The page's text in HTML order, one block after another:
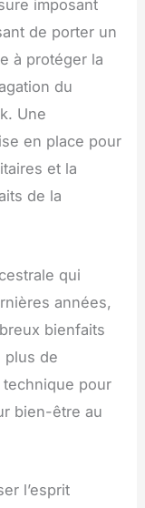
imposant
de porter un
à protéger la
du
Une
en place pour
et la
de la
qui
années,
bienfaits
plus de
pour
bien-être au
l’esprit